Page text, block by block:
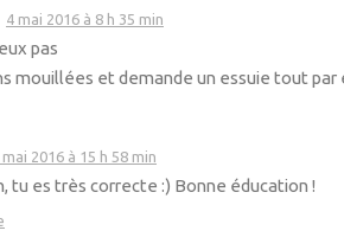
4 mai 2016 à 8 h 35 min
pas
mouillées et demande un essuie tout par
mai 2016 à 15 h 58 min
tu es très correcte :) Bonne éducation !